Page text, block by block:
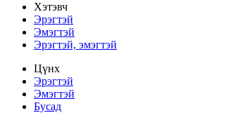
Хэтэвч
Эрэгтэй
Эмэгтэй
Эрэгтэй, эмэгтэй
Цүнх
Эрэгтэй
Эмэгтэй
Бусад